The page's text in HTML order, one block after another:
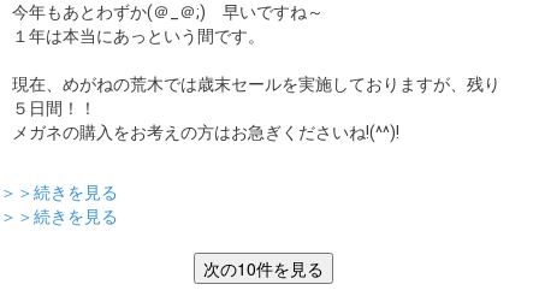
今年もあとわずか(＠_＠;) 早いですね～
１年は本当にあっという間です。
現在、めがねの荒木では歳末セールを実施しておりますが、残り
５日間！！
メガネの購入をお考えの方はお急ぎくださいね!(^^)!
＞＞続きを見る
＞＞続きを見る